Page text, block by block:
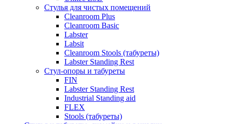
Стулья для чистых помещений
Cleanroom Plus
Cleanroom Basic
Labster
Labsit
Cleanroom Stools (табуреты)
Labster Standing Rest
Стул-опоры и табуреты
FIN
Labster Standing Rest
Industrial Standing aid
FLEX
Stools (табуреты)